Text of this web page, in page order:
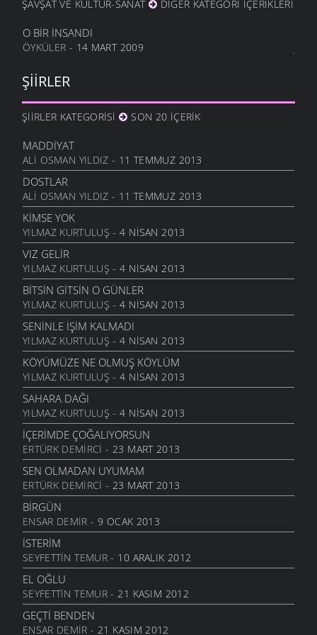
HALA OĞLU
31 ARALIK 2011
NE OLUR OĞUL
DURDUM
10 ARALIK 2011
ANAM
HESLER
27 KASIM 2011
BILEMEDIM
24 KASIM 2011
VARDIR
5 KASIM 2011
TOPRAKTIR
5 KASIM 2011
BITTI ÖĞRETMENIM
22 AĞUSTOS 2011
GENÇIYAN
15 AĞUSTOS 2011
ALDIRMA GÜLÜM
13 AĞUSTOS 2011
BENDE VARIM
24 TEMMUZ 2011
SARI KIZ
16 TEMMUZ 2011
GELIN CANLAR
3 TEMMUZ 2011
ARTVINIM II
29 HAZIRAN 2011
İNANMIŞTIN
26 HAZIRAN 2011
MANILER
10 HAZIRAN 2011
SÜRDÜM ATIMI
ŞAVŞAT VE KÜLTÜR-SANAT DIĞER KATEGORI İÇERIKLERI
O BIR İNSANDI
ÖYKÜLER - 14 MART 2009
ŞIIRLER
ŞIIRLER KATEGORISI SON 20 İÇERIK
MADDIYAT
ALI OSMAN YILDIZ - 11 TEMMUZ 2013
DOSTLAR
ALI OSMAN YILDIZ - 11 TEMMUZ 2013
KIMSE YOK
YILMAZ KURTULUŞ - 4 NISAN 2013
VIZ GELIR
YILMAZ KURTULUŞ - 4 NISAN 2013
BITSIN GITSIN O GÜNLER
YILMAZ KURTULUŞ - 4 NISAN 2013
SENINLE İŞIM KALMADI
YILMAZ KURTULUŞ - 4 NISAN 2013
KÖYÜMÜZE NE OLMUŞ KÖYLÜM
YILMAZ KURTULUŞ - 4 NISAN 2013
SAHARA DAĞI
YILMAZ KURTULUŞ - 4 NISAN 2013
İÇERIMDE ÇOĞALIYORSUN
ERTÜRK DEMIRCI - 23 MART 2013
SEN OLMADAN UYUMAM
ERTÜRK DEMIRCI - 23 MART 2013
BIRGÜN
ENSAR DEMIR - 9 OCAK 2013
İSTERIM
SEYFETTIN TEMUR- 10 ARALIK 2012
EL OĞLU
SEYFETTIN TEMUR- 21 KASIM 2012
GEÇTI BENDEN
ENSAR DEMIR - 21 KASIM 2012